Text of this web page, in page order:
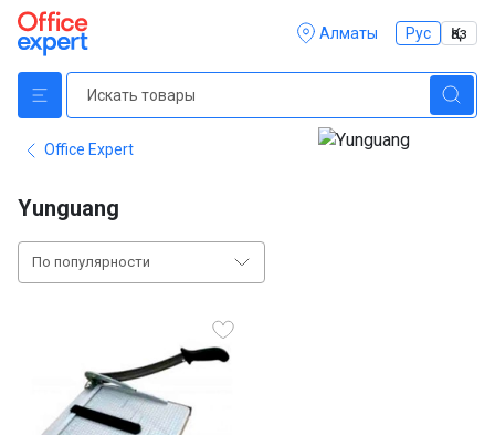
Алматы Рус Қаз
Office Expert
Yunguang
По популярности